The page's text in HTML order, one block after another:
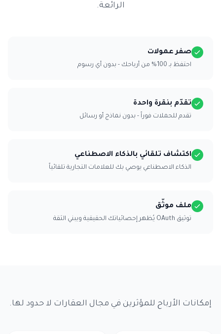
الرائعة.
صفر عمولات
احتفظ بـ 100% من أرباحك - بدون أي رسوم
تقدّم بنقرة واحدة
تقدم للحملات فوراً - بدون نماذج أو رسائل
اكتشاف تلقائي بالذكاء الاصطناعي
الذكاء الاصطناعي يوصي بك للعلامات التجارية تلقائياً
ملف موثّق
توثيق OAuth يُظهر إحصائياتك الحقيقية ويبني الثقة
إمكانات الأرباح للمؤثرين في مجال العقارات لا حدود لها.